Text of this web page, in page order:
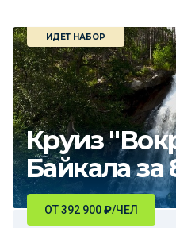
Круиз
Байкала за
ИДЕТ НАБОР
ОТ 392 900₽/ЧЕЛ